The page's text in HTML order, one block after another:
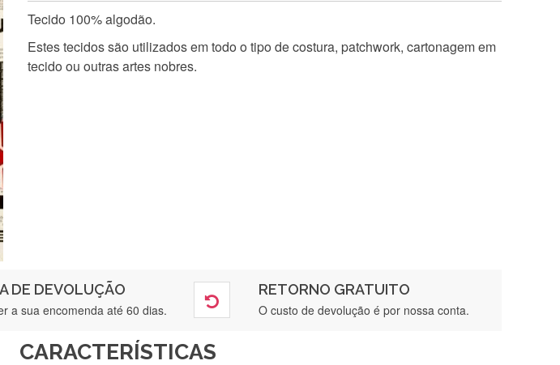
Tecido 100% algodão.
Estes tecidos são utilizados em todo o tipo de costura, patchwork, cartonagem em
tecido ou outras artes nobres.
DE DEVOLUÇÃO
a sua encomenda até 60 dias.
RETORNO GRATUITO
O custo de devolução é por nossa conta.
CARACTERÍSTICAS